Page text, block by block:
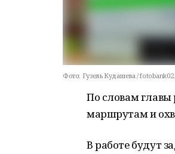
Фото: Гузель Кудашева /
По словам главы
маршрутам и
В работе будут